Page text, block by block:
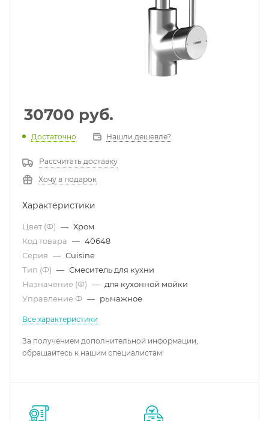
30700 руб.
Достаточно Нашли дешевле?
Рассчитать доставку
Хочу в подарок
Характеристики
Цвет (Ф) — Хром
Код товара — 40648
Серия — Cuisine
Тип (Ф) — Смеситель для кухни
Назначение (Ф) — для кухонной мойки
Управление Ф — рычажное
Все характеристики
За получением дополнительной информации,
обращайтесь к нашим специалистам!